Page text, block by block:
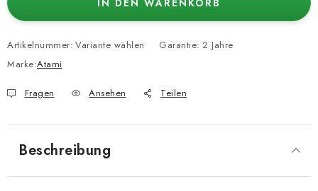
IN DEN WARENKORB
Artikelnummer: Variante wählen
Marke:Atami
Garantie: 2 Jahre
Fragen Ansehen Teilen
Beschreibung